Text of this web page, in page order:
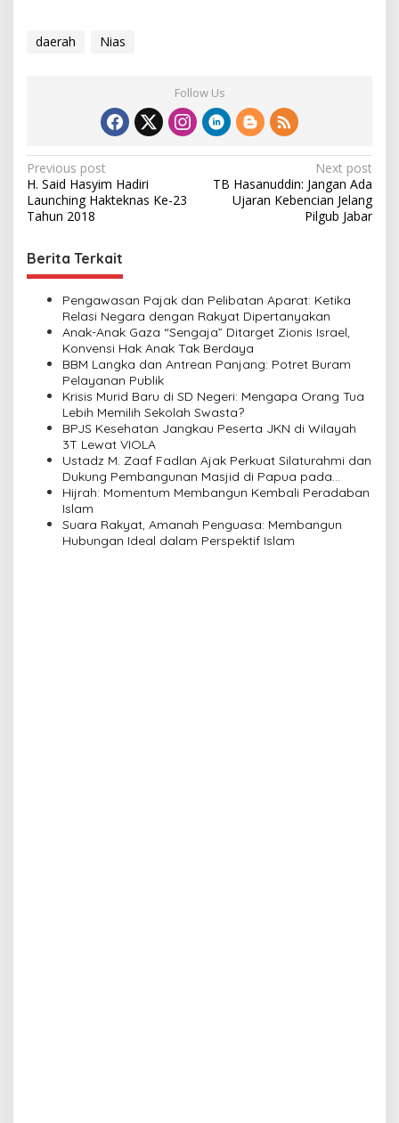
daerah Nias
Follow Us
P
o
s
t
n
Previous post
H. Said Hasyim Hadiri
Launching Hakteknas Ke-23
Tahun 2018
Next post
TB Hasanuddin: Jangan Ada
Ujaran Kebencian Jelang
Pilgub Jabar
Berita Terkait
Pengawasan Pajak dan Pelibatan Aparat: Ketika
Relasi Negara dengan Rakyat Dipertanyakan
Anak-Anak Gaza “Sengaja” Ditarget Zionis Israel,
Konvensi Hak Anak Tak Berdaya
BBM Langka dan Antrean Panjang: Potret Buram
Pelayanan Publik
Krisis Murid Baru di SD Negeri: Mengapa Orang Tua
Lebih Memilih Sekolah Swasta?
BPJS Kesehatan Jangkau Peserta JKN di Wilayah
3T Lewat VIOLA
Ustadz M. Zaaf Fadlan Ajak Perkuat Silaturahmi dan
Dukung Pembangunan Masjid di Papua pada
Pengajian Yayasan Alimbas Insan Cita
Hijrah: Momentum Membangun Kembali Peradaban
Islam
Suara Rakyat, Amanah Penguasa: Membangun
Hubungan Ideal dalam Perspektif Islam